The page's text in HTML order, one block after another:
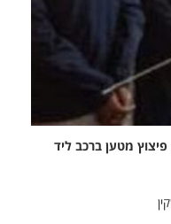
מטען ברכב ליד